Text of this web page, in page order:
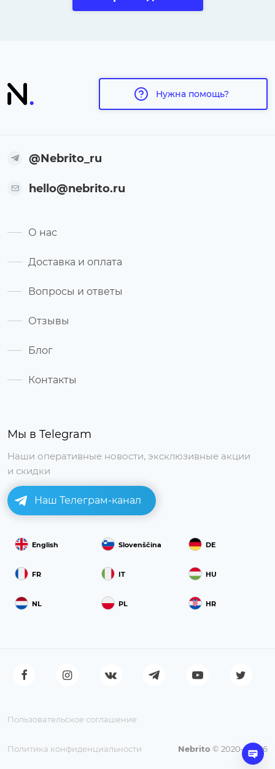
Нужна помощь?
Мы в Telegram
Наши оперативные новости, эксклюзивные акции
и скидки
Наш Телеграм-канал
English Slovenščina DE
FR IT HU
NL PL HR
@Nebrito_ru
hello@nebrito.ru
О нас
Доставка и оплата
Вопросы и ответы
Отзывы
Блог
Контакты
Пользовательское соглашение
Политика конфиденциальности Nebrito © 2020—2026